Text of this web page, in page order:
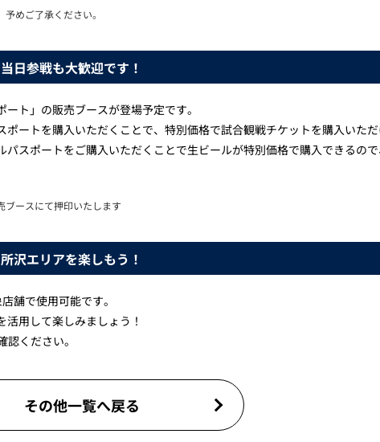
めご了承ください。
日参戦も大歓迎です！
ト」の販売ブースが登場予定です。
ートを購入いただくことで、特別価格で試合観戦チケットを購入いただ
スポートをご購入いただくことで生ビールが特別価格で購入できるの
ブースにて押印いたします
沢エリアを楽しもう！
舗で使用可能です。
用して楽しみましょう！
認ください。
その他一覧へ戻る